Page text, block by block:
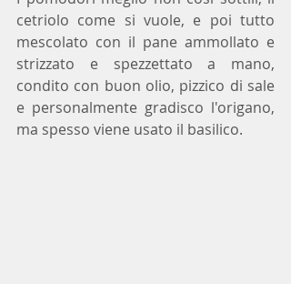
cetriolo come si vuole, e poi tutto
mescolato con il pane ammollato e
strizzato e spezzettato a mano,
condito con buon olio, pizzico di sale
e personalmente gradisco l'origano,
ma spesso viene usato il basilico.